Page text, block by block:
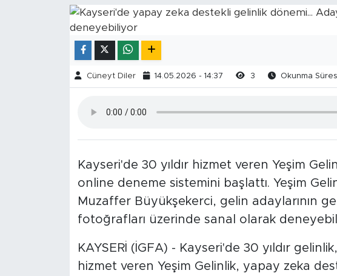
Cüneyt Diler 14.05.2026 - 14:37 3 Okunma
Kayseri'de 30 yıldır hizmet veren Yeşim
online deneme sistemini başlattı. Yeşim
Muzaffer Büyükşekerci, gelin adaylarının
fotoğrafları üzerinde sanal olarak
KAYSERİ (İGFA) - Kayseri'de 30 yıldır
hizmet veren Yeşim Gelinlik, yapay zeka